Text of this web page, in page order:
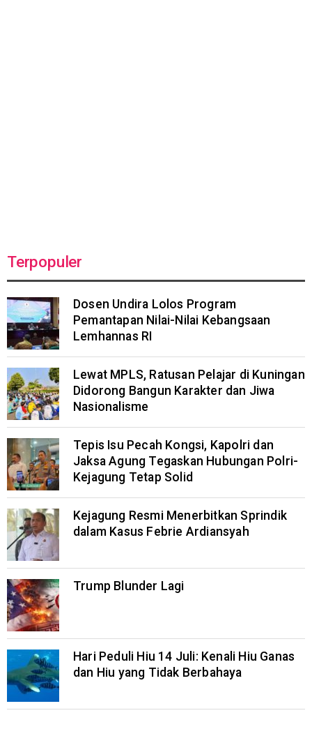
Terpopuler
Dosen Undira Lolos Program
Pemantapan Nilai-Nilai Kebangsaan
Lemhannas RI
Lewat MPLS, Ratusan Pelajar di Kuningan
Didorong Bangun Karakter dan Jiwa
Nasionalisme
Tepis Isu Pecah Kongsi, Kapolri dan
Jaksa Agung Tegaskan Hubungan Polri-
Kejagung Tetap Solid
Kejagung Resmi Menerbitkan Sprindik
dalam Kasus Febrie Ardiansyah
Trump Blunder Lagi
Hari Peduli Hiu 14 Juli: Kenali Hiu Ganas
dan Hiu yang Tidak Berbahaya